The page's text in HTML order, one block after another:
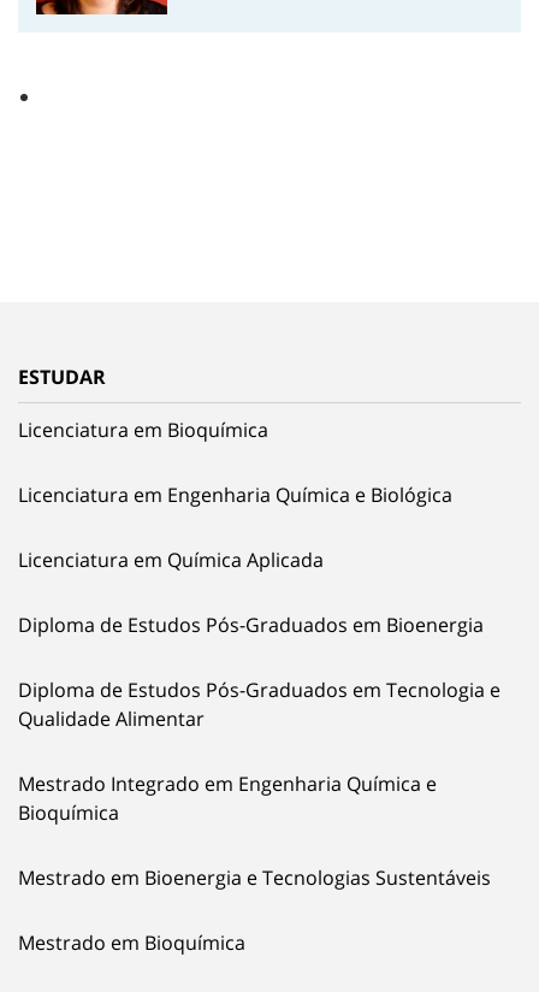
ESTUDAR
Licenciatura em Bioquímica
Licenciatura em Engenharia Química e Biológica
Licenciatura em Química Aplicada
Diploma de Estudos Pós-Graduados em Bioenergia
Diploma de Estudos Pós-Graduados em Tecnologia e
Qualidade Alimentar
Mestrado Integrado em Engenharia Química e
Bioquímica
Mestrado em Bioenergia e Tecnologias Sustentáveis
Mestrado em Bioquímica